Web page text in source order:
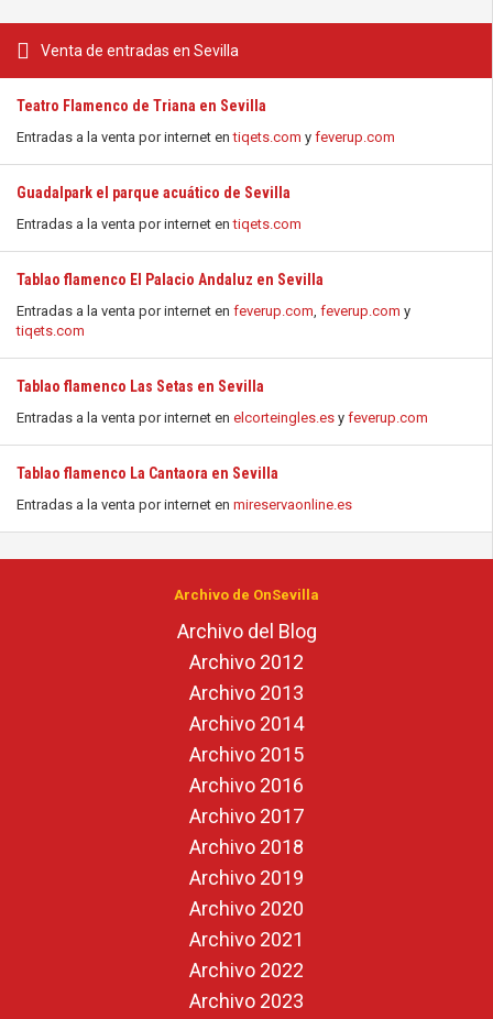
Venta de entradas en Sevilla
Teatro Flamenco de Triana en Sevilla
Entradas a la venta por internet entiqets.com y feverup.com
Guadalpark el parque acuático de Sevilla
Entradas a la venta por internet entiqets.com
Tablao flamenco El Palacio Andaluz en Sevilla
Entradas a la venta por internet en feverup.com, feverup.com y
tiqets.com
Tablao flamenco Las Setas en Sevilla
Entradas a la venta por internet en elcorteingles.es y feverup.com
Tablao flamenco La Cantaora en Sevilla
Entradas a la venta por internet en mireservaonline.es
Archivo de OnSevilla
Archivo del Blog
Archivo 2012
Archivo 2013
Archivo 2014
Archivo 2015
Archivo 2016
Archivo 2017
Archivo 2018
Archivo 2019
Archivo 2020
Archivo 2021
Archivo 2022
Archivo 2023